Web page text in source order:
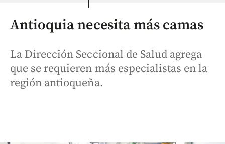
Antioquia necesita más camas
La Dirección Seccional de Salud agrega
que se requieren más especialistas en la
región antioqueña.